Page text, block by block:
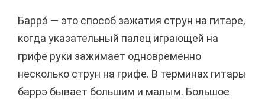
Баррэ́ — это способ зажатия струн на гитаре,
когда указательный палец играющей на
грифе руки зажимает одновременно
несколько струн на грифе. В терминах гитары
баррэ бывает большим и малым. Большое